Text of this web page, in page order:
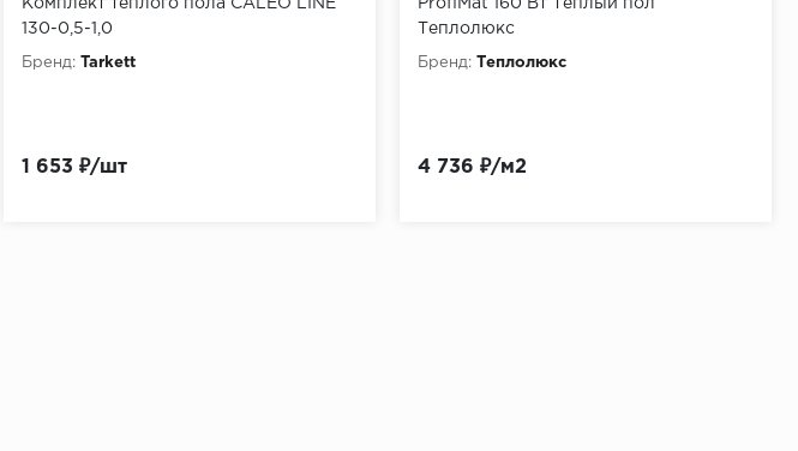
Комплект теплого пола CALEO LINE
130-0,5-1,0
Бренд: Tarkett
1 653 ₽/шт
ProfiMat 160 Вт Теплый пол
Теплолюкс
Бренд: Теплолюкс
4 736 ₽/м2